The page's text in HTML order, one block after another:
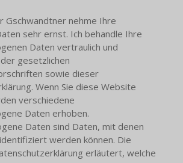
Gschwandtner nehme Ihre
sehr ernst. Ich behandle Ihre
Daten vertraulich und
gesetzlichen
sowie dieser
Wenn Sie diese Website
verschiedene
Daten erhoben.
Daten sind Daten, mit denen
werden können. Die
erläutert, welche